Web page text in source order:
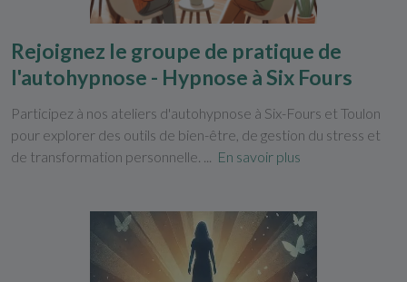
Rejoignez le groupe de pratique de
l'autohypnose - Hypnose à Six Fours
Participez à nos ateliers d'autohypnose à Six-Fours et Toulon
pour explorer des outils de bien-être, de gestion du stress et
de transformation personnelle. ...
En savoir plus